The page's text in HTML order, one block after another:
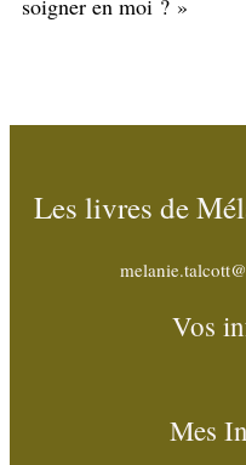
Les livres de
Vos
Mes